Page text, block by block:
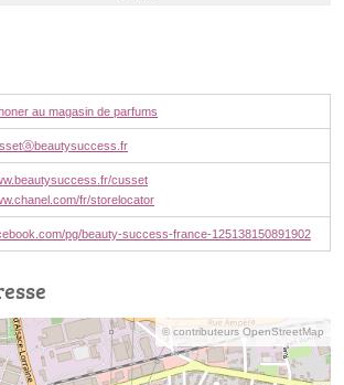
au magasin de parfums
cusset
fr/storelocator
pg/beauty-success-france-125138150891902
© contributeurs OpenStreetMap